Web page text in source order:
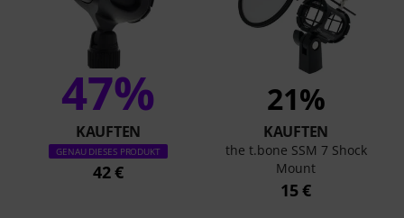
47%
KAUFTEN
GENAU DIESES PRODUKT
42 €
21%
KAUFTEN
the t.bone SSM 7 Shock
Mount
15 €